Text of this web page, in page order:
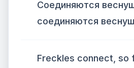
Соединяются
соединяются
Freckles connect, so